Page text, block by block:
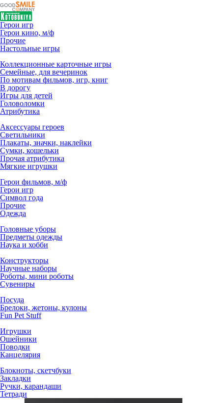
Герои игр
Герои кино, м/ф
Прочие
Настольные игры
Коллекционные карточные игры
Семейные, для вечеринок
По мотивам фильмов, игр, книг
В дорогу
Игры для детей
Головоломки
Атрибутика
Аксессуары героев
Светильники
Плакаты, значки, наклейки
Сумки, кошельки
Прочая атрибутика
Мягкие игрушки
Герои фильмов, м/ф
Герои игр
Символ года
Прочие
Одежда
Головные уборы
Предметы одежды
Наука и хобби
Конструкторы
Научные наборы
Роботы, мини роботы
Сувениры
Посуда
Брелоки, жетоны, кулоны
Fun Pet Stuff
Игрушки
Ошейники
Поводки
Канцелярия
Блокноты, скетчбуки
Закладки
Ручки, карандаши
Тетради